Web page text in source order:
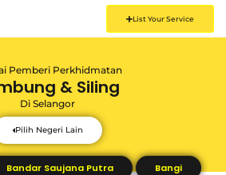
List Your Service
Pemberi Perkhidmatan
& Siling
Di Selangor
Pilih Negeri Lain
Bandar Saujana Putra
Bangi